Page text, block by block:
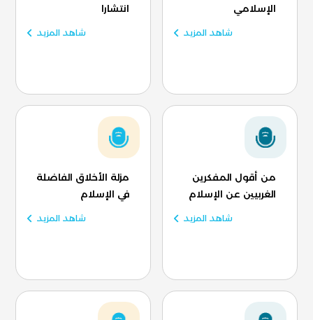
الإسلامي
شاهد المزيد
انتشارا
شاهد المزيد
من أقول المفكرين
الغربيين عن الإسلام
شاهد المزيد
مزلة الأخلاق الفاضلة
في الإسلام
شاهد المزيد